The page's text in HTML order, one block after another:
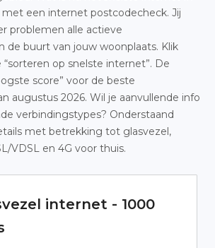
een internet postcodecheck. Jij
problemen alle actieve
de buurt van jouw woonplaats. Klik
op snelste internet”. De
score” voor de beste
augustus 2026. Wil je aanvullende info
verbindingstypes? Onderstaand
met betrekking tot glasvezel,
VDSL en 4G voor thuis.
internet - 1000